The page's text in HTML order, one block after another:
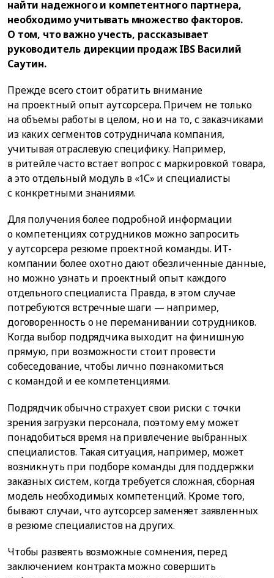
найти надежного и компетентного партнера,
необходимо учитывать множество факторов.
О том, что важно учесть, рассказывает
руководитель дирекции продаж IBS Василий
Саутин.
Прежде всего стоит обратить внимание
на проектный опыт аутсорсера. Причем не только
на объемы работы в целом, но и на то, с заказчиками
из каких сегментов сотрудничала компания,
учитывая отраслевую специфику. Например,
в ритейле часто встает вопрос с маркировкой товара,
а это отдельный модуль в «1С» и специалисты
с конкретными знаниями.
Для получения более подробной информации
о компетенциях сотрудников можно запросить
у аутсорсера резюме проектной команды. ИТ-
компании более охотно дают обезличенные данные,
но можно узнать и проектный опыт каждого
отдельного специалиста. Правда, в этом случае
потребуются встречные шаги — например,
договоренность о не переманивании сотрудников.
Когда выбор подрядчика выходит на финишную
прямую, при возможности стоит провести
собеседование, чтобы лично познакомиться
с командой и ее компетенциями.
Подрядчик обычно страхует свои риски с точки
зрения загрузки персонала, поэтому ему может
понадобиться время на привлечение выбранных
специалистов. Такая ситуация, например, может
возникнуть при подборе команды для поддержки
заказных систем, когда требуется сложная, сборная
модель необходимых компетенций. Кроме того,
бывают случаи, что аутсорсер заменяет заявленных
в резюме специалистов на других.
Чтобы развеять возможные сомнения, перед
заключением контракта можно совершить